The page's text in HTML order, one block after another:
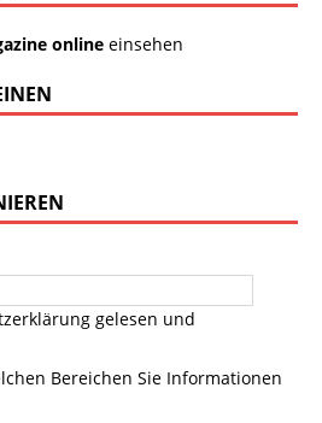
online einsehen
gelesen und
Bereichen Sie Informationen